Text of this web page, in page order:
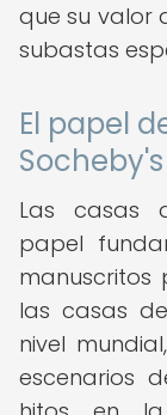
que su valor
subastas
El papel
Las casas
papel
manuscritos
las casas
nivel
escenarios